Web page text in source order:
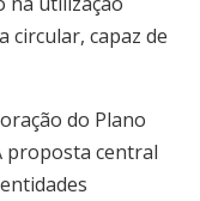
circular, capaz de
do Plano
proposta central